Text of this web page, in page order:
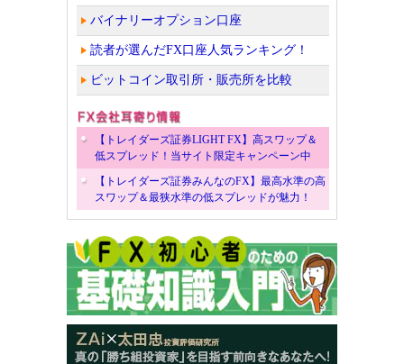
バイナリーオプション口座
読者が選んだFX口座人気ランキング！
ビットコイン取引所・販売所を比較
【トレイダーズ証券LIGHT FX】高スワップ＆
低スプレッド！当サイト限定キャンペーン中
【トレイダーズ証券みんなのFX】最高水準の高
スワップ＆最狭水準の低スプレッドが魅力！